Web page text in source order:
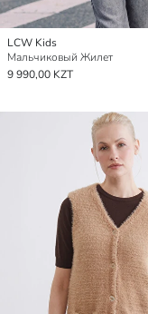
LCW Kids
Мальчиковый Жилет
9 990,00 KZT